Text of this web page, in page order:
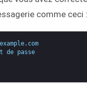
comme ceci :
. com
de passe